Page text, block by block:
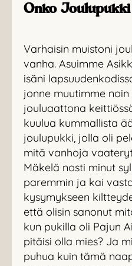
Onko
Varhaisin muistoni
vanha. Asuimme
isäni
jonne muutimme noin
jouluaattona
kuulua kummallista
joulupukki, jolla oli
mitä vanhoja
Mäkelä nosti minut
paremmin ja kai
kysymykseen
että olisin sanonut
kun pukilla oli Pajun
pitäisi olla mies? Ja
puhua kuin tämä